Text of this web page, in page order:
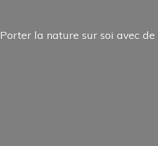
Porter la nature sur soi avec